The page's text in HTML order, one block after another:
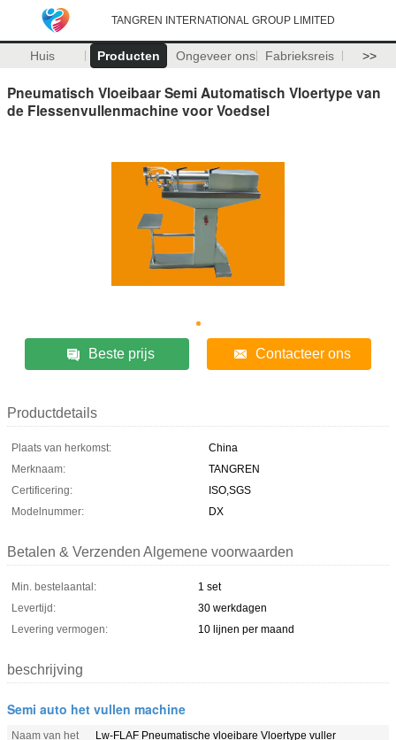
TANGREN INTERNATIONAL GROUP LIMITED
Huis Producten Ongeveer ons Fabrieksreis >>
Pneumatisch Vloeibaar Semi Automatisch Vloertype van
de Flessenvullenmachine voor Voedsel
Beste prijs Contacteer ons
Productdetails
Plaats van herkomst:
China
Merknaam:
TANGREN
Certificering:
ISO,SGS
Modelnummer:
DX
Betalen & Verzenden Algemene voorwaarden
Min. bestelaantal:
1 set
Levertijd:
30 werkdagen
Levering vermogen:
10 lijnen per maand
beschrijving
Semi auto het vullen machine
Naam van het
Lw-FLAF Pneumatische vloeibare Vloertype vuller